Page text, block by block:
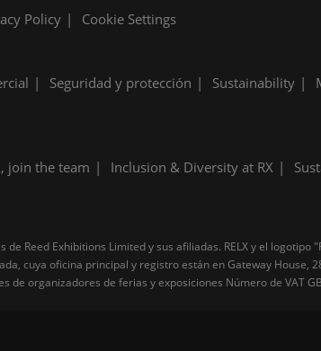
Policy Cookie Settings
Seguridad y protección Sustainability
join the team Inclusion & Diversity at RX
Reed Exhibitions Limited y sus afiliadas. RELX y el logotipo
cuya oficina principal y registro están en Gateway House,
organizadores de ferias y exposiciones Número de VAT